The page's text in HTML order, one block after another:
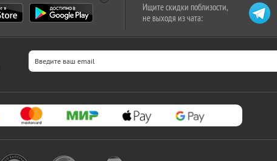
Ищите скидки поблизости,
не выходя из чата: